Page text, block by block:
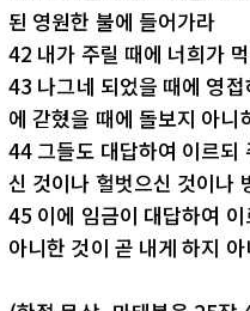
된 영원한 불에 들어가라
42 내가 주릴 때에 너희가
43 나그네 되었을 때에 영
에 갇혔을 때에 돌보지 아니
44 그들도 대답하여 이르되
신 것이나 헐벗으신 것이나
45 이에 임금이 대답하여
아니한 것이 곧 내게 하지